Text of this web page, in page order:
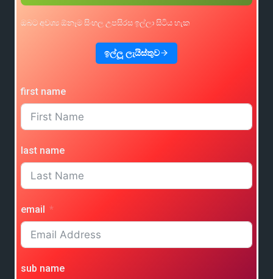
ඔබට අවශ්‍ය ඕනෑම සිංහල උපසිරස ඉල්ලා සිටිය හැක
ඉල්ලූ ලැයිස්තුව
first name
last name
email
sub name